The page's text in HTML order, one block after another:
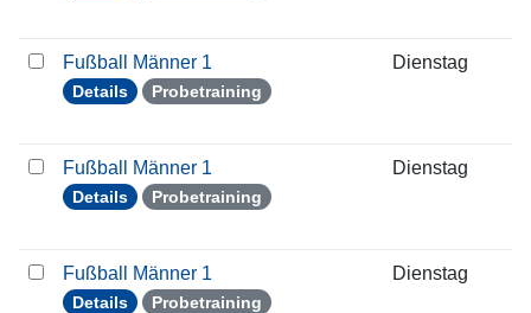
Fußball Männer 1
Details Probetraining
Dienstag
Fußball Männer 1
Details Probetraining
Dienstag
Fußball Männer 1
Details Probetraining
Dienstag